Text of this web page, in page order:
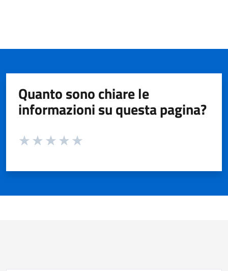
Quanto sono chiare le
informazioni su questa pagina?
Valuta da 1 a 5 stelle la pagina